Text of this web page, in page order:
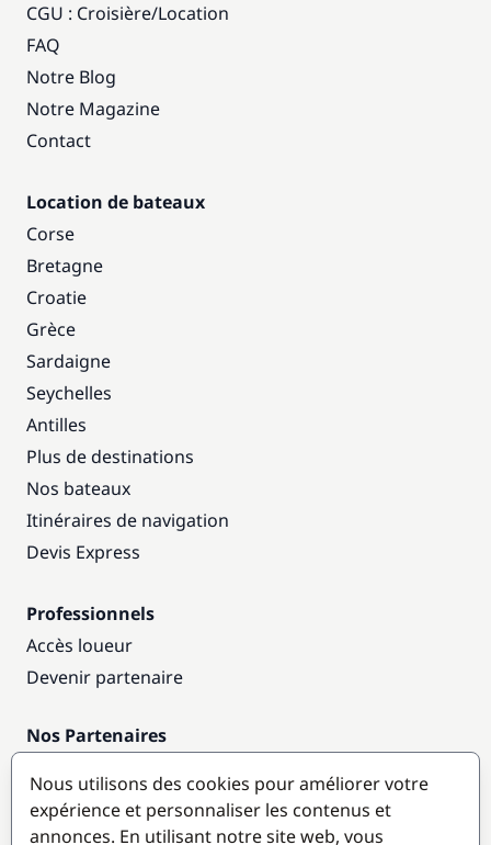
CGU : Croisière/Location
FAQ
Notre Blog
Notre Magazine
Contact
Location de bateaux
Corse
Bretagne
Croatie
Grèce
Sardaigne
Seychelles
Antilles
Plus de destinations
Nos bateaux
Itinéraires de navigation
Devis Express
Professionnels
Accès loueur
Devenir partenaire
Nos Partenaires
Destinations populaires
Nous utilisons des cookies pour améliorer votre
expérience et personnaliser les contenus et
annonces. En utilisant notre site web, vous